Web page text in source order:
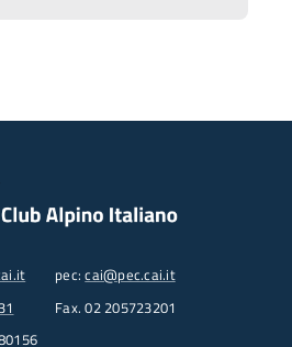
pec:cai@pec.cai.it
Fax. 02 205723201